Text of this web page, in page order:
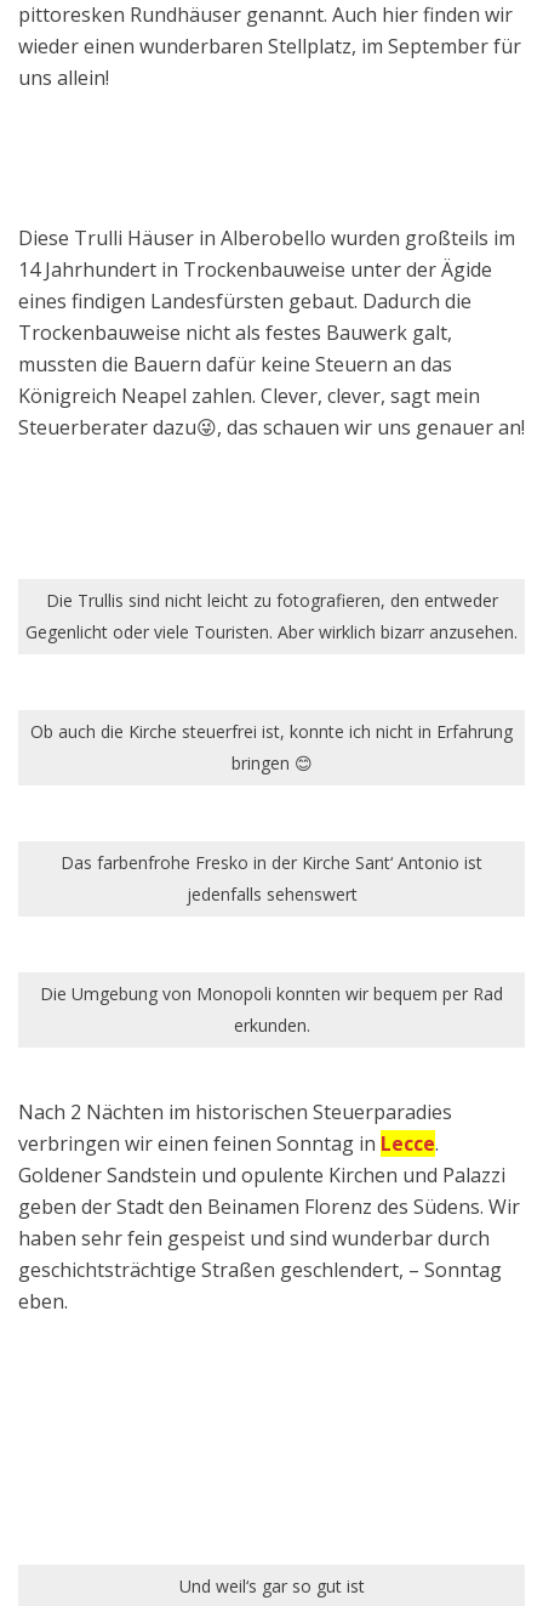
pittoresken Rundhäuser genannt. Auch hier finden wir
wieder einen wunderbaren Stellplatz, im September für
uns allein!
Diese Trulli Häuser in Alberobello wurden großteils im
14 Jahrhundert in Trockenbauweise unter der Ägide
eines findigen Landesfürsten gebaut. Dadurch die
Trockenbauweise nicht als festes Bauwerk galt,
mussten die Bauern dafür keine Steuern an das
Königreich Neapel zahlen. Clever, clever, sagt mein
Steuerberater dazu😜, das schauen wir uns genauer an!
Die Trullis sind nicht leicht zu fotografieren, den entweder
Gegenlicht oder viele Touristen. Aber wirklich bizarr anzusehen.
Ob auch die Kirche steuerfrei ist, konnte ich nicht in Erfahrung
bringen 😊
Das farbenfrohe Fresko in der Kirche Sant‘ Antonio ist
jedenfalls sehenswert
Die Umgebung von Monopoli konnten wir bequem per Rad
erkunden.
Nach 2 Nächten im historischen Steuerparadies
verbringen wir einen feinen Sonntag in Lecce.
Goldener Sandstein und opulente Kirchen und Palazzi
geben der Stadt den Beinamen Florenz des Südens. Wir
haben sehr fein gespeist und sind wunderbar durch
geschichtsträchtige Straßen geschlendert, – Sonntag
eben.
Und weil‘s gar so gut ist